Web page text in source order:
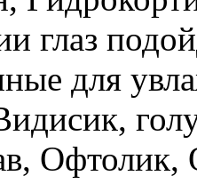
глаз
для
Офтолик,